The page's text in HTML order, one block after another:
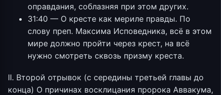
оправдания, соблазняя при этом других.
31:40 — О кресте как мериле правды. По
слову преп. Максима Исповедника, всё в этом
мире должно пройти через крест, на всё
нужно смотреть сквозь призму креста.
II. Второй отрывок (с середины третьей главы до
конца) О причинах восклицания пророка Аввакума,